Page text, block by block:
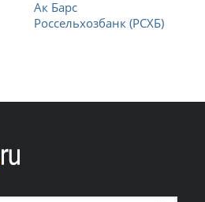
Ак Барс
Россельхозбанк (РСХБ)